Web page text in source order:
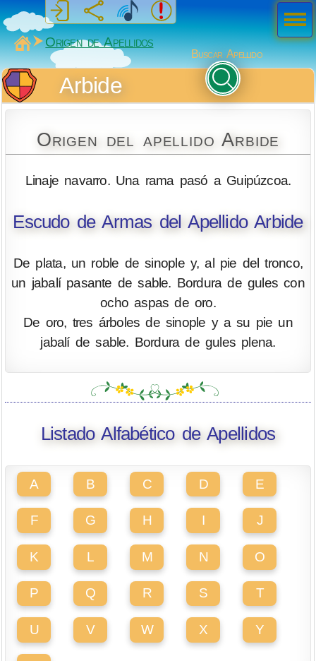
MiSabueso
Origen de Apellidos
Buscar Apellido
Arbide
Origen del apellido Arbide
Linaje navarro. Una rama pasó a Guipúzcoa.
Escudo de Armas del Apellido Arbide
De plata, un roble de sinople y, al pie del tronco,
un jabalí pasante de sable. Bordura de gules con
ocho aspas de oro.
De oro, tres árboles de sinople y a su pie un
jabalí de sable. Bordura de gules plena.
Listado Alfabético de Apellidos
A B C D E
F G H I J
K L M N O
P Q R S T
U V W X Y
Men
ú